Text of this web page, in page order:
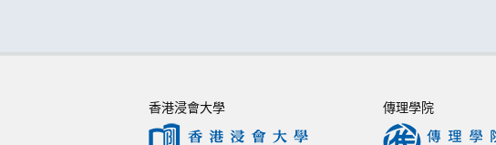
香港浸會大學 傳理學院